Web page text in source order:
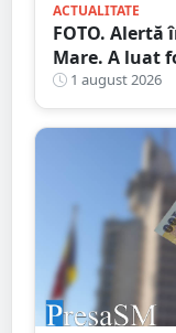
ACTUALITATE
FOTO.
Mare. A luat
gazelor
1 august 2026